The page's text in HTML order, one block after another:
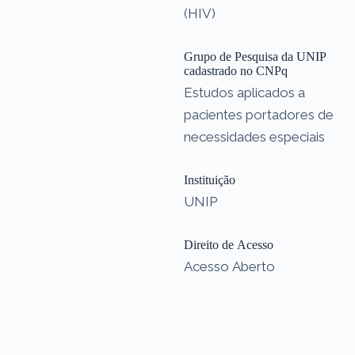
(HIV)
Grupo de Pesquisa da UNIP
cadastrado no CNPq
Estudos aplicados a
pacientes portadores de
necessidades especiais
Instituição
UNIP
Direito de Acesso
Acesso Aberto